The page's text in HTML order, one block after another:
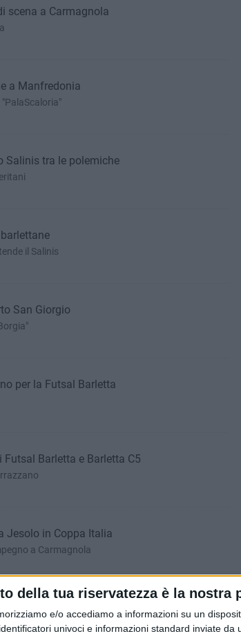
della tua riservatezza è la nostra
e/o accediamo a informazioni su un
univoci e informazioni standard inviate da
scena a Carmagnola
a Manfredonia
Salinis tra le polemiche
il Salinis
San Giorgio
per la Futsal Barletta
Barletta e Barletta C5
Jesolo in Coppa Italia
a Carmagnola
in Coppa Italia
i veneti